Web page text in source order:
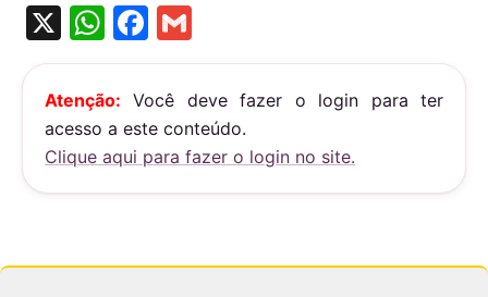
X
W
h
at
s
A
p
F
a
c
e
b
o
k
m
ai
l
Atenção: Você deve fazer o login para ter
acesso a este conteúdo.
Clique aqui para fazer o login no site.